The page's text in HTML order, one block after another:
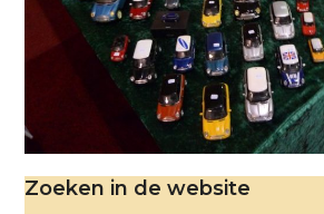
Zoeken in de website